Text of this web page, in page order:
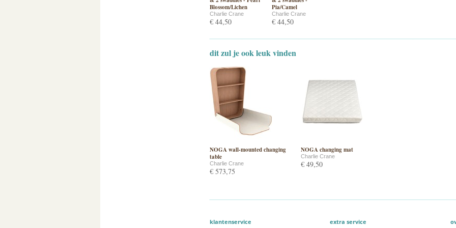
Blossom/Lichen
Charlie Crane
€ 44,50
Pia/Camel
Charlie Crane
€ 44,50
dit zul je ook leuk vinden
NOGA wall-mounted changing
table
Charlie Crane
€ 573,75
NOGA changing mat
Charlie Crane
€ 49,50
klantenservice extra service